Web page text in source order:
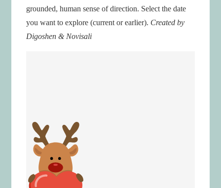
grounded, human sense of direction. Select the date
you want to explore (current or earlier). Created by
Digoshen & Novisali